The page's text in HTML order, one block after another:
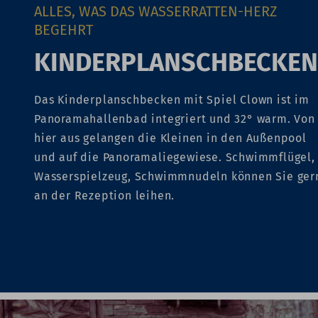
ALLES, WAS DAS WASSERRATTEN-HERZ
BEGEHRT
KINDERPLANSCHBECKEN
Das Kinderplanschbecken mit Spiel Clown ist im
Panoramahallenbad integriert und 32° warm. Von
hier aus gelangen die Kleinen in den Außenpool
und auf die Panoramaliegewiese. Schwimmflügel,
Wasserspielzeug, Schwimmnudeln können Sie
an der Rezeption leihen.